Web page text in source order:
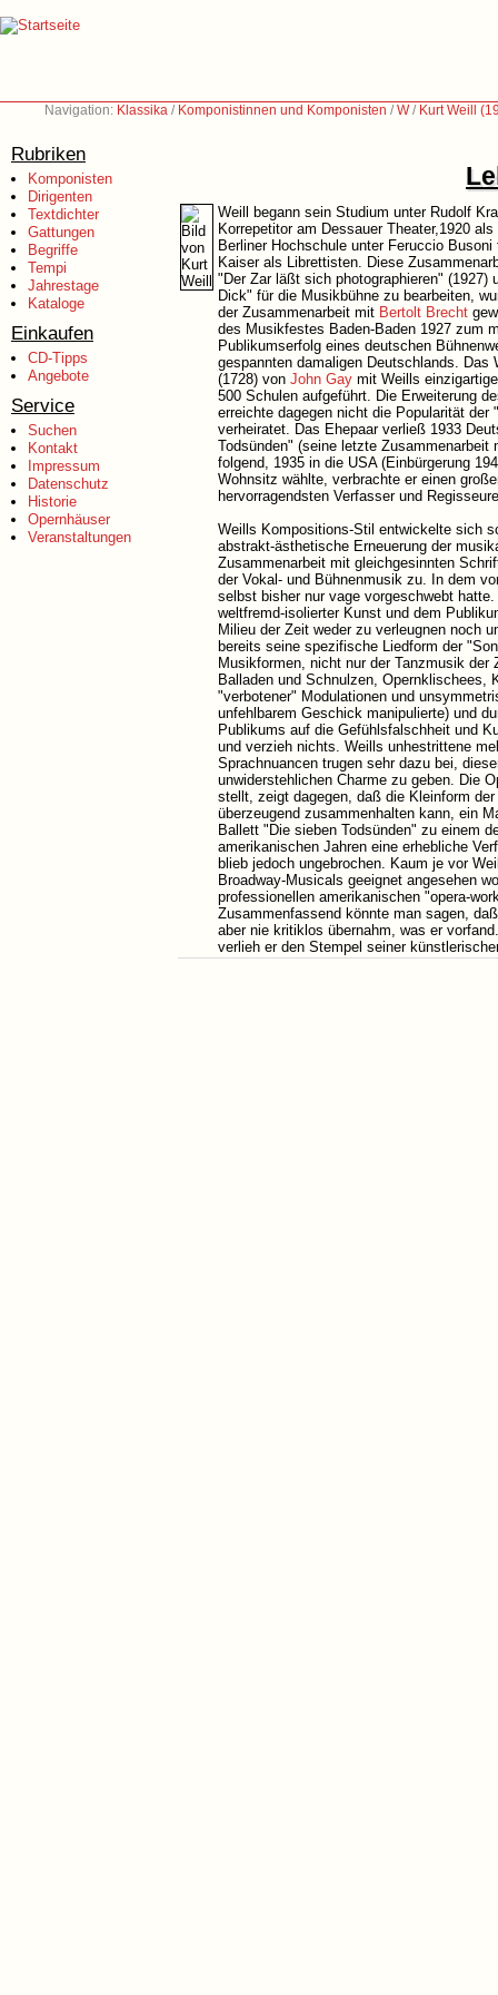
Navigation: Klassika / Komponistinnen und Komponisten /W/ Kurt Weill
Rubriken
Komponisten
Dirigenten
Textdichter
Gattungen
Begriffe
Tempi
Jahrestage
Kataloge
Einkaufen
CD-Tipps
Angebote
Service
Suchen
Kontakt
Impressum
Datenschutz
Historie
Opernhäuser
Veranstaltungen
Weill begann sein Studium unter Rudolf
Korrepetitor am Dessauer Theater,1920
Berliner Hochschule unter Feruccio
Kaiser als Librettisten. Diese
"Der Zar läßt sich photographieren"
Dick" für die Musikbühne zu bearbeiten,
der Zusammenarbeit mit Bertolt Brecht
des Musikfestes Baden-Baden 1927 zum
Publikumserfolg eines deutschen
gespannten damaligen Deutschlands.
(1728) von John Gay mit Weills
500 Schulen aufgeführt. Die Erweiterung
erreichte dagegen nicht die Popularität
verheiratet. Das Ehepaar verließ 1933
Todsünden" (seine letzte
folgend, 1935 in die USA (Einbürgerung
Wohnsitz wählte, verbrachte er einen
hervorragendsten Verfasser und
Weills Kompositions-Stil entwickelte sich
abstrakt-ästhetische Erneuerung der
Zusammenarbeit mit gleichgesinnten
der Vokal- und Bühnenmusik zu. In dem
selbst bisher nur vage vorgeschwebt
weltfremd-isolierter Kunst und dem
Milieu der Zeit weder zu verleugnen noch
bereits seine spezifische Liedform der
Musikformen, nicht nur der Tanzmusik
Balladen und Schnulzen, Opernklischees,
"verbotener" Modulationen und
unfehlbarem Geschick manipulierte) und
Publikums auf die Gefühlsfalschheit und
und verzieh nichts. Weills unhestrittene
Sprachnuancen trugen sehr dazu bei,
unwiderstehlichen Charme zu geben. Die
stellt, zeigt dagegen, daß die Kleinform
überzeugend zusammenhalten kann, ein
Ballett "Die sieben Todsünden" zu einem
amerikanischen Jahren eine erhebliche
blieb jedoch ungebrochen. Kaum je vor
Broadway-Musicals geeignet angesehen
professionellen amerikanischen "opera-
Zusammenfassend könnte man sagen,
aber nie kritiklos übernahm, was er
verlieh er den Stempel seiner